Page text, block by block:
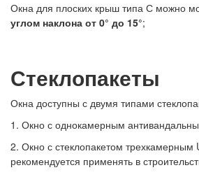
Окна для плоских крыш типа С можно
углом наклона от 0° до 15°;
Стеклопакеты
Окна доступны с двумя типами
1. Окно с однокамерным
2. Окно с стеклопакетом трехкамерным
рекомендуется применять в